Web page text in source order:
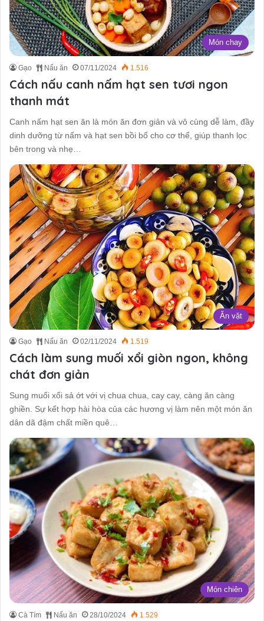
Món chay
Gạo Nấu ăn 07/11/2024 1.516
Cách nấu canh nấm hạt sen tươi ngon
thanh mát
Canh nấm hạt sen ăn là món ăn đơn giản và vô cùng dễ làm, đầy
dinh dưỡng từ nấm và hạt sen bồi bổ cho cơ thể, giúp thanh lọc
bên trong và nhẹ…
Ăn vặt
Gạo Nấu ăn 02/11/2024 1.519
Cách làm sung muối xổi giòn ngon, không
chát đơn giản
Sung muối xổi sả ớt với vị chua chua, cay cay, càng ăn càng
ghiền. Sự kết hợp hài hòa của các hương vị làm nên một món ăn
dân dã đậm chất miền quê…
Món chiên
Cà Tím Nấu ăn 28/10/2024 1.529